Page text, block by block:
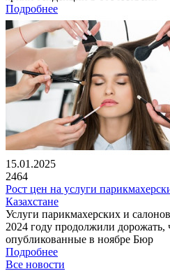
Подробнее
15.01.2025
2464
Рост цен на услуги
Казахстане
Услуги парикмахерских и
2024 году продолжили
опубликованные в ноябре Бюр
Подробнее
Все новости